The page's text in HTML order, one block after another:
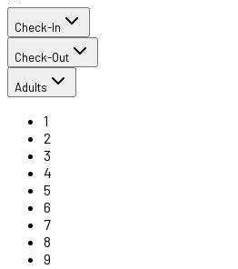
Check-In
Check-Out
Adults
1
2
3
4
5
6
7
8
9